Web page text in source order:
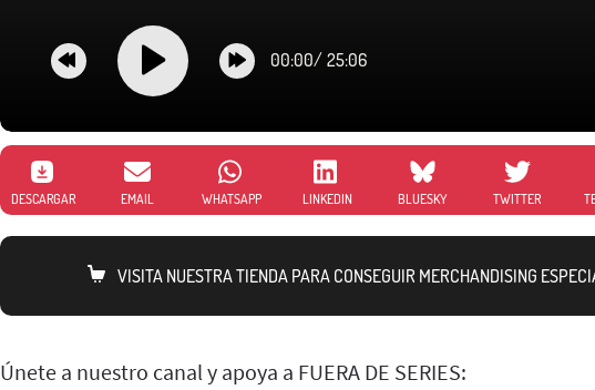
00:00/ 25:06
DESCARGAR EMAIL WHATSAPP LINKEDIN BLUESKY TWITTER
VISITA NUESTRA TIENDA PARA CONSEGUIR MERCHANDISING
Únete a nuestro canal y apoya a FUERA DE SERIES: